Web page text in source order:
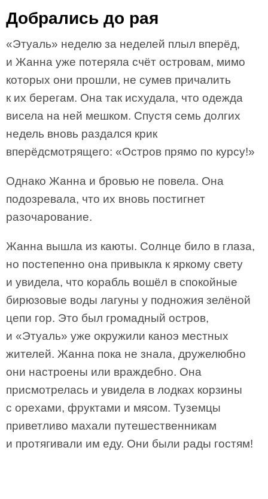
Добрались до рая
«Этуаль» неделю за неделей плыл вперёд,
и Жанна уже потеряла счёт островам, мимо
которых они прошли, не сумев причалить
к их берегам. Она так исхудала, что одежда
висела на ней мешком. Спустя семь долгих
недель вновь раздался крик
вперёдсмотрящего: «Остров прямо по курсу!»
Однако Жанна и бровью не повела. Она
подозревала, что их вновь постигнет
разочарование.
Жанна вышла из каюты. Солнце било в глаза,
но постепенно она привыкла к яркому свету
и увидела, что корабль вошёл в спокойные
бирюзовые воды лагуны у подножия зелёной
цепи гор. Это был громадный остров,
и «Этуаль» уже окружили каноэ местных
жителей. Жанна пока не знала, дружелюбно
они настроены или враждебно. Она
присмотрелась и увидела в лодках корзины
с орехами, фруктами и мясом. Туземцы
приветливо махали путешественникам
и протягивали им еду. Они были рады гостям!